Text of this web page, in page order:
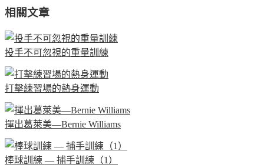
相關文章
投手不可忽視的重量訓練
打擊練習場的熱身運動
揮出葛萊美—Bernie Williams
棒球訓練 — 捕手訓練（1）